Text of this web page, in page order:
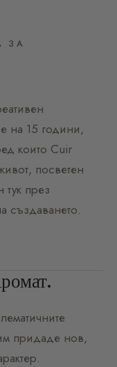
ЗА
на 15 години,
които Cuir
посветен
през
създаването.
придаде нов,